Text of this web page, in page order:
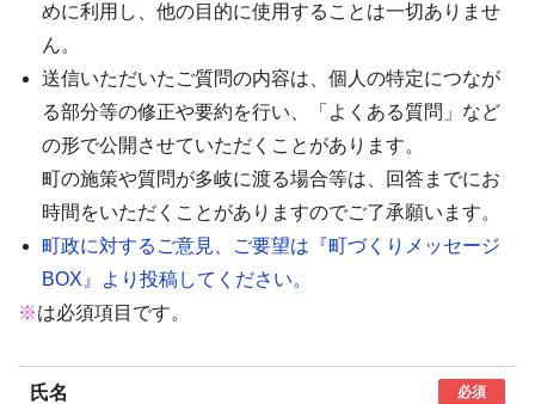
めに利用し、他の目的に使用することは一切ありませ
ん。
送信いただいたご質問の内容は、個人の特定につなが
る部分等の修正や要約を行い、「よくある質問」など
の形で公開させていただくことがあります。
町の施策や質問が多岐に渡る場合等は、回答までにお
時間をいただくことがありますのでご了承願います。
町政に対するご意見、ご要望は『町づくりメッセージ
BOX』より投稿してください。
※は必須項目です。
氏名 必須